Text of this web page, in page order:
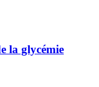
la glycémie